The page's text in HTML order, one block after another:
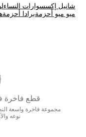
شانيل إكسسوارات النساء
ميو ميو أحزمةبرادا أحزمة
قطع فاخرة
مجموعة فاخرة واسعة
نوعه